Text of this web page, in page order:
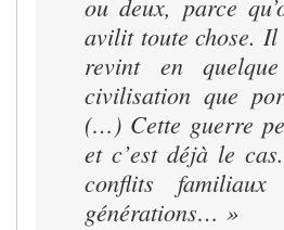
ou deux, parce
avilit toute chose. Il
revint en
civilisation que
(…) Cette guerre
et c’est déjà le
conflits
générations… »